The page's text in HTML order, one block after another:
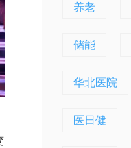
养老
储能
华北医院
医日健